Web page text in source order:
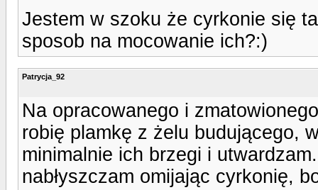
Jestem w szoku że cyrkonie się
sposob na mocowanie ich?:)
Patrycja_92
Na opracowanego i
robię plamkę z żelu budującego,
minimalnie ich brzegi i
nabłyszczam omijając cyrkonię,